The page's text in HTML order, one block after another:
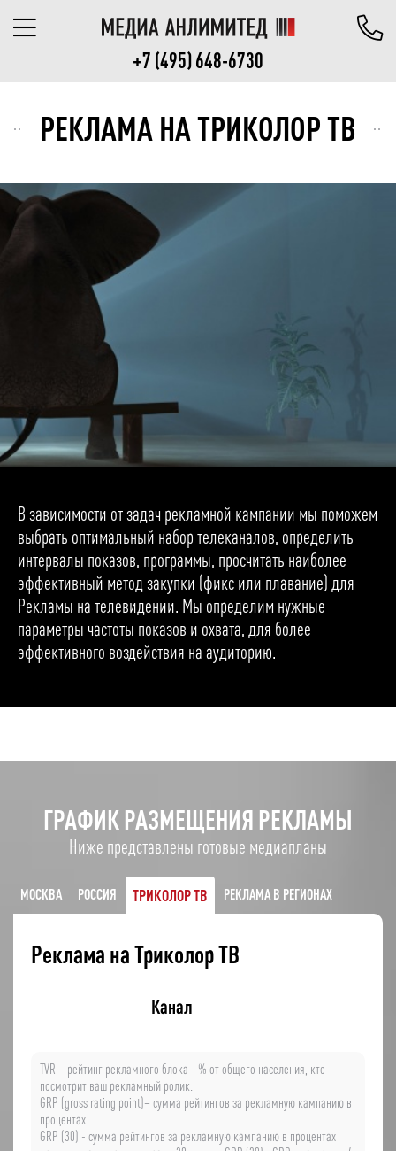
+7 (495) 648-6730
РЕКЛАМА НА ТРИКОЛОР ТВ
В зависимости от задач рекламной кампании мы поможем
выбрать оптимальный набор телеканалов, определить
интервалы показов, программы, просчитать наиболее
эффективный метод закупки (фикс или плавание) для
Рекламы на телевидении. Мы определим нужные
параметры частоты показов и охвата, для более
эффективного воздействия на аудиторию.
ГРАФИК РАЗМЕЩЕНИЯ РЕКЛАМЫ
Ниже представлены готовые медиапланы
МОСКВА РОССИЯ ТРИКОЛОР ТВ РЕКЛАМА В РЕГИОНАХ
Реклама на Триколор ТВ
Канал
TVR – рейтинг рекламного блока - % от общего населения, кто
посмотрит ваш рекламный ролик.
GRP (gross rating point)– сумма рейтингов за рекламную кампанию в
процентах.
GRP (30) - сумма рейтингов за рекламную кампанию в процентах